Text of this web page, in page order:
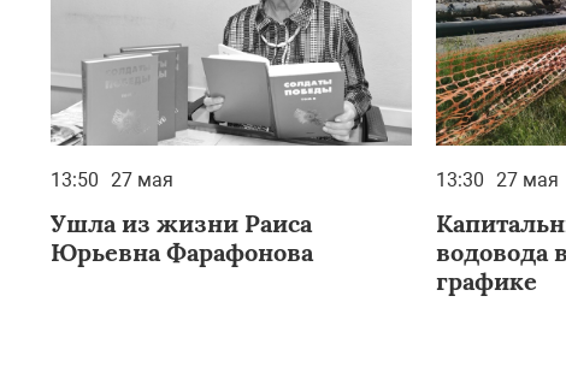
13:50 27 мая
Ушла из жизни Раиса
Юрьевна Фарафонова
13:30 27 мая
водовода
графике